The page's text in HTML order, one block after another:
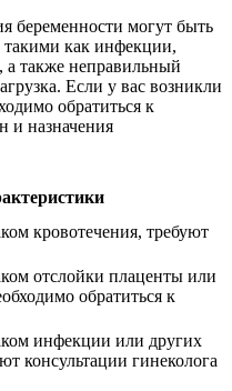
беременности могут быть
как инфекции,
а также неправильный
Если у вас возникли
обратиться к
и назначения
кровотечения, требуют
отслойки плаценты или
обратиться к
инфекции или других
консультации гинеколога